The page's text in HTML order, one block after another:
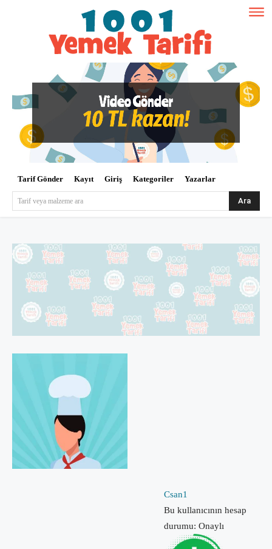
Tarif Gönder Kayıt Giriş Kategoriler Yazarlar
Tarif veya malzeme ara Ara
Csan1
Bu kullanıcının hesap
durumu: Onaylı